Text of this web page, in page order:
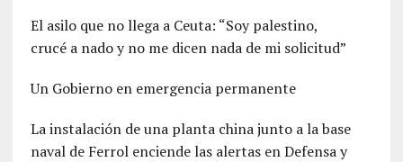
El asilo que no llega a Ceuta: “Soy palestino,
crucé a nado y no me dicen nada de mi solicitud”
Un Gobierno en emergencia permanente
La instalación de una planta china junto a la base
naval de Ferrol enciende las alertas en Defensa y